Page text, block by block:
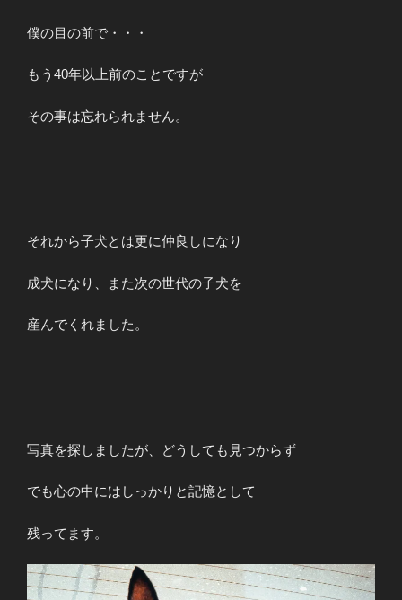
僕の目の前で・・・
もう40年以上前のことですが
その事は忘れられません。
それから子犬とは更に仲良しになり
成犬になり、また次の世代の子犬を
産んでくれました。
写真を探しましたが、どうしても見つからず
でも心の中にはしっかりと記憶として
残ってます。